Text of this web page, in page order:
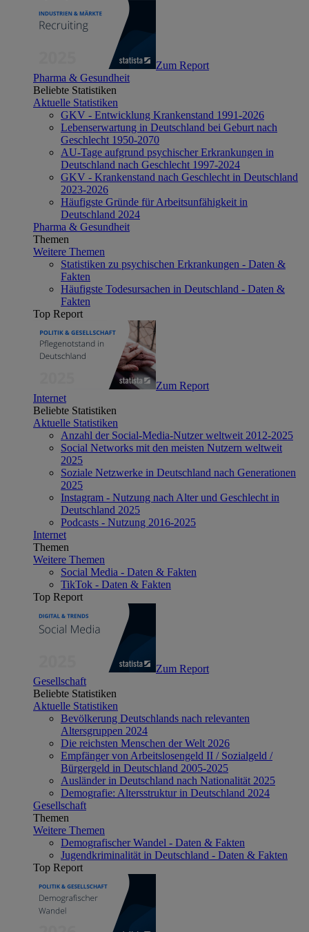
Zum Report
Pharma & Gesundheit
Beliebte Statistiken
Aktuelle Statistiken
GKV - Entwicklung Krankenstand 1991-2026
Lebenserwartung in Deutschland bei Geburt nach
Geschlecht 1950-2070
AU-Tage aufgrund psychischer Erkrankungen in
Deutschland nach Geschlecht 1997-2024
GKV - Krankenstand nach Geschlecht in Deutschland
2023-2026
Häufigste Gründe für Arbeitsunfähigkeit in
Deutschland 2024
Pharma & Gesundheit
Themen
Weitere Themen
Statistiken zu psychischen Erkrankungen - Daten &
Fakten
Häufigste Todesursachen in Deutschland - Daten &
Fakten
Top Report
Zum Report
Internet
Beliebte Statistiken
Aktuelle Statistiken
Anzahl der Social-Media-Nutzer weltweit 2012-2025
Social Networks mit den meisten Nutzern weltweit
2025
Soziale Netzwerke in Deutschland nach Generationen
2025
Instagram - Nutzung nach Alter und Geschlecht in
Deutschland 2025
Podcasts - Nutzung 2016-2025
Internet
Themen
Weitere Themen
Social Media - Daten & Fakten
TikTok - Daten & Fakten
Top Report
Zum Report
Gesellschaft
Beliebte Statistiken
Aktuelle Statistiken
Bevölkerung Deutschlands nach relevanten
Altersgruppen 2024
Die reichsten Menschen der Welt 2026
Empfänger von Arbeitslosengeld II / Sozialgeld /
Bürgergeld in Deutschland 2005-2025
Ausländer in Deutschland nach Nationalität 2025
Demografie: Altersstruktur in Deutschland 2024
Gesellschaft
Themen
Weitere Themen
Demografischer Wandel - Daten & Fakten
Jugendkriminalität in Deutschland - Daten & Fakten
Top Report